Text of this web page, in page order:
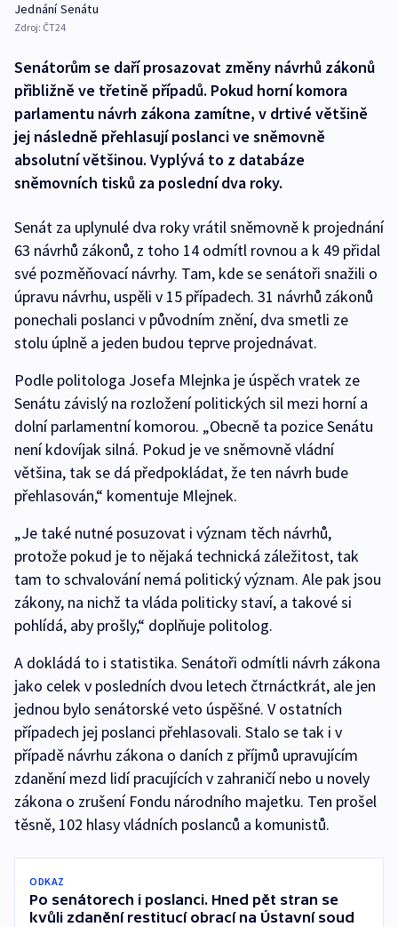
Jednání Senátu
Zdroj: ČT24
Senátorům se daří prosazovat změny návrhů zákonů
přibližně ve třetině případů. Pokud horní komora
parlamentu návrh zákona zamítne, v drtivé většině
jej následně přehlasují poslanci ve sněmovně
absolutní většinou. Vyplývá to z databáze
sněmovních tisků za poslední dva roky.
Senát za uplynulé dva roky vrátil sněmovně k projednání
63 návrhů zákonů, z toho 14 odmítl rovnou a k 49 přidal
své pozměňovací návrhy. Tam, kde se senátoři snažili o
úpravu návrhu, uspěli v 15 případech. 31 návrhů zákonů
ponechali poslanci v původním znění, dva smetli ze
stolu úplně a jeden budou teprve projednávat.
Podle politologa Josefa Mlejnka je úspěch vratek ze
Senátu závislý na rozložení politických sil mezi horní a
dolní parlamentní komorou. „Obecně ta pozice Senátu
není kdovíjak silná. Pokud je ve sněmovně vládní
většina, tak se dá předpokládat, že ten návrh bude
přehlasován,“ komentuje Mlejnek.
„Je také nutné posuzovat i význam těch návrhů,
protože pokud je to nějaká technická záležitost, tak
tam to schvalování nemá politický význam. Ale pak jsou
zákony, na nichž ta vláda politicky staví, a takové si
pohlídá, aby prošly,“ doplňuje politolog.
A dokládá to i statistika. Senátoři odmítli návrh zákona
jako celek v posledních dvou letech čtrnáctkrát, ale jen
jednou bylo senátorské veto úspěšné. V ostatních
případech jej poslanci přehlasovali. Stalo se tak i v
případě návrhu zákona o daních z příjmů upravujícím
zdanění mezd lidí pracujících v zahraničí nebo u novely
zákona o zrušení Fondu národního majetku. Ten prošel
těsně, 102 hlasy vládních poslanců a komunistů.
ODKAZ
Po senátorech i poslanci. Hned pět stran se
kvůli zdanění restitucí obrací na Ústavní soud